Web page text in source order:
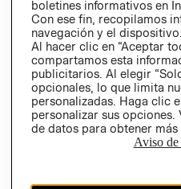
Colombia ($)
CAMBIAR REGIÓN
boletines informativos en
Con ese fin, recopilamos
navegación y el dispositivo.
Al hacer clic en “Aceptar
compartamos esta
publicitarios. Al elegir
opcionales, lo que limita
personalizadas. Haga clic
personalizar sus
de datos para obtener más
Aviso de